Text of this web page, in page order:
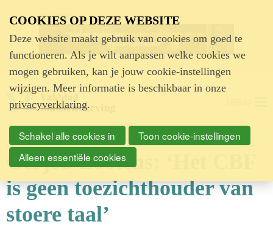
Advertentie
Gerjob Lootens: ‘Het CBF
is geen toezichthouder van
stoere taal’
COOKIES OP DEZE WEBSITE
Deze website maakt gebruik van cookies om goed te
functioneren. Als je wilt aanpassen welke cookies we
mogen gebruiken, kan je jouw cookie-instellingen
wijzigen. Meer informatie is beschikbaar in onze
privacyverklaring.
Schakel alle cookies in
Toon cookie-instellingen
Alleen essentiële cookies